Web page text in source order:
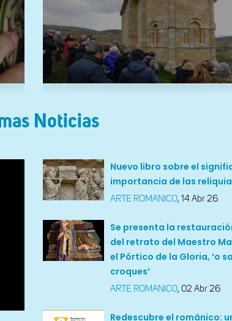
Noticias
Nuevo libro sobre el
importancia de las
ARTE ROMANICO, 14 Abr 26
Se presenta la
del retrato del Maestro
el Pórtico de la Gloria, ‘o
croques’
ARTE ROMANICO, 02 Abr 26
Redescubre el románico: